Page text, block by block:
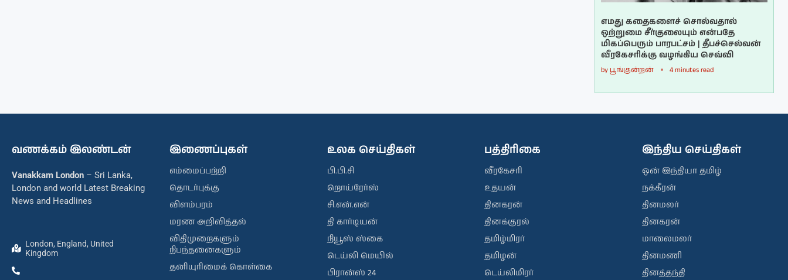
எமது கதைகளைச் சொல்வதால்
ஒற்றுமை சீர்குலையும் என்பதே
மிகப்பெரும் பாரபட்சம் | தீபச்செல்வன்
வீரகேசரிக்கு வழங்கிய செவ்வி
by பூங்குன்றன் 4 minutes read
வணக்கம் இலண்டன்
Vanakkam London – Sri Lanka,
London and world Latest Breaking
News and Headlines
London, England, United
Kingdom
இணைப்புகள்
எம்மைப்பற்றி
தொடர்புக்கு
விளம்பரம்
மரண அறிவித்தல்
விதிமுறைகளும்
நிபந்தனைகளும்
தனியுரிமைக் கொள்கை
உலக செய்திகள்
பி.பி.சி
றொய்ரேர்ஸ்
சி.என்.என்
தி கார்டியன்
நியூஸ் ஸ்கை
டெய்லி மெயில்
பிரான்ஸ் 24
பத்திரிகை
வீரகேசரி
உதயன்
தினகரன்
தினக்குரல்
தமிழ்மிரர்
தமிழன்
டெய்லிமிரர்
இந்திய செய்திகள்
ஒன் இந்தியா தமிழ்
நக்கீரன்
தினமலர்
தினகரன்
மாலைமலர்
தினமணி
தினத்தந்தி